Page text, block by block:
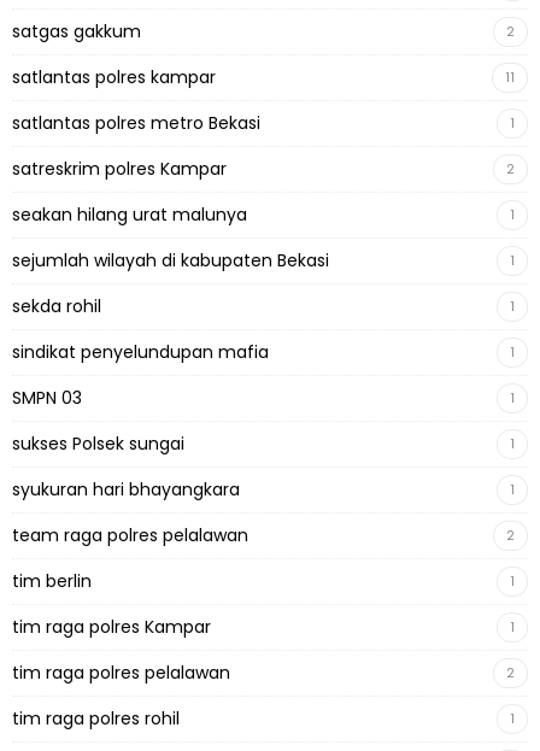
satgas gakkum 2
satlantas polres kampar 11
satlantas polres metro Bekasi 1
satreskrim polres Kampar 2
seakan hilang urat malunya 1
sejumlah wilayah di kabupaten Bekasi 1
sekda rohil 1
sindikat penyelundupan mafia 1
SMPN 03 1
sukses Polsek sungai 1
syukuran hari bhayangkara 1
team raga polres pelalawan 2
tim berlin 1
tim raga polres Kampar 1
tim raga polres pelalawan 2
tim raga polres rohil 1